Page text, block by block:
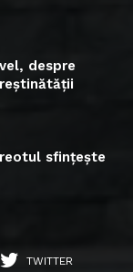
despre
sfințește
TWITTER